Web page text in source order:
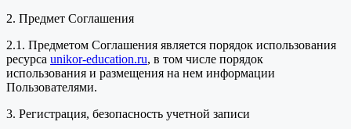
2. Предмет Соглашения
2.1. Предметом Соглашения является порядок использования
ресурса unikor-education.ru, в том числе порядок
использования и размещения на нем информации
Пользователями.
3. Регистрация, безопасность учетной записи